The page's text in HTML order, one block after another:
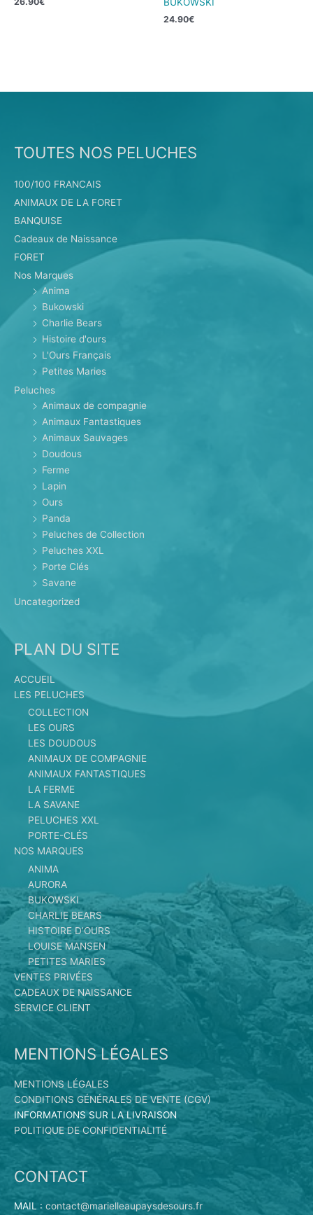
24.90€
TOUTES NOS PELUCHES
100/100 FRANCAIS
ANIMAUX DE LA FORET
BANQUISE
Cadeaux de Naissance
FORET
Nos Marques
Anima
Bukowski
Charlie Bears
Histoire d'ours
L'Ours Français
Petites Maries
Peluches
Animaux de compagnie
Animaux Fantastiques
Animaux Sauvages
Doudous
Ferme
Lapin
Ours
Panda
Peluches de Collection
Peluches XXL
Porte Clés
Savane
Uncategorized
PLAN DU SITE
ACCUEIL
LES PELUCHES
COLLECTION
LES OURS
LES DOUDOUS
ANIMAUX DE COMPAGNIE
ANIMAUX FANTASTIQUES
LA FERME
LA SAVANE
PELUCHES XXL
PORTE-CLÉS
NOS MARQUES
ANIMA
AURORA
BUKOWSKI
CHARLIE BEARS
HISTOIRE D’OURS
LOUISE MANSEN
PETITES MARIES
VENTES PRIVÉES
CADEAUX DE NAISSANCE
SERVICE CLIENT
MENTIONS LÉGALES
MENTIONS LÉGALES
CONDITIONS GÉNÉRALES DE VENTE (CGV)
INFORMATIONS SUR LA LIVRAISON
POLITIQUE DE CONFIDENTIALITÉ
CONTACT
MAIL : contact@marielleaupaysdesours.fr